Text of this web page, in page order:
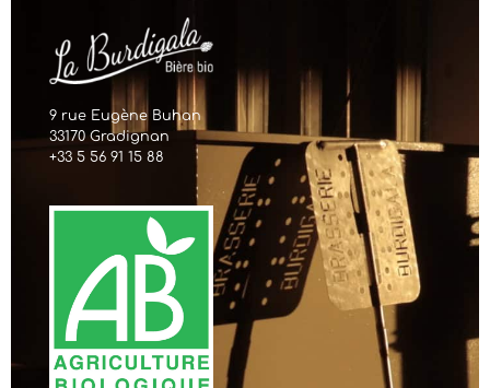
9 rue Eugène Buhan
33170 Gradignan
+33 5 56 91 15 88